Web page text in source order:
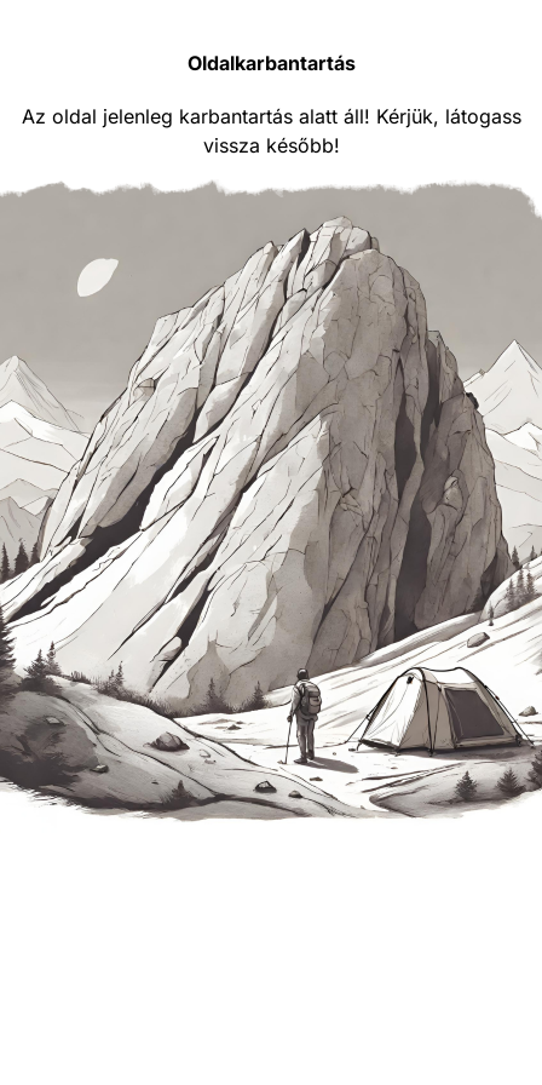
Oldalkarbantartás
Az oldal jelenleg karbantartás alatt áll! Kérjük, látogass
vissza később!